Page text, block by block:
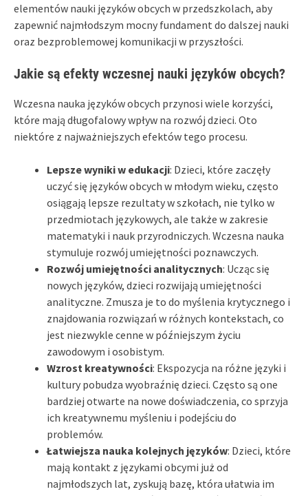
elementów nauki języków obcych w przedszkolach, aby
zapewnić najmłodszym mocny fundament do dalszej nauki
oraz bezproblemowej komunikacji w przyszłości.
Jakie są efekty wczesnej nauki języków obcych?
Wczesna nauka języków obcych przynosi wiele korzyści,
które mają długofalowy wpływ na rozwój dzieci. Oto
niektóre z najważniejszych efektów tego procesu.
Lepsze wyniki w edukacji: Dzieci, które zaczęły
uczyć się języków obcych w młodym wieku, często
osiągają lepsze rezultaty w szkołach, nie tylko w
przedmiotach językowych, ale także w zakresie
matematyki i nauk przyrodniczych. Wczesna nauka
stymuluje rozwój umiejętności poznawczych.
Rozwój umiejętności analitycznych: Ucząc się
nowych języków, dzieci rozwijają umiejętności
analityczne. Zmusza je to do myślenia krytycznego i
znajdowania rozwiązań w różnych kontekstach, co
jest niezwykle cenne w późniejszym życiu
zawodowym i osobistym.
Wzrost kreatywności: Ekspozycja na różne języki i
kultury pobudza wyobraźnię dzieci. Często są one
bardziej otwarte na nowe doświadczenia, co sprzyja
ich kreatywnemu myśleniu i podejściu do
problemów.
Łatwiejsza nauka kolejnych języków: Dzieci, które
mają kontakt z językami obcymi już od
najmłodszych lat, zyskują bazę, która ułatwia im